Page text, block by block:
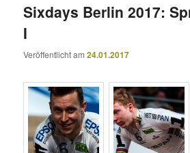
Sixdays Berlin 2017:
I
Veröffentlicht am24.01.2017